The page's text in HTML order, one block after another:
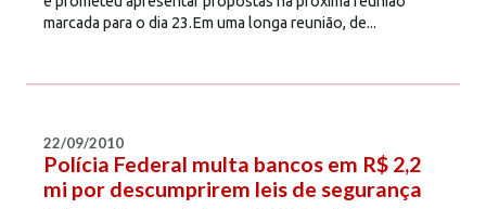
marcada para o dia 23.Em uma longa reunião, de...
22/09/2010
Polícia Federal multa bancos em R$ 2,2
mi por descumprirem leis de segurança